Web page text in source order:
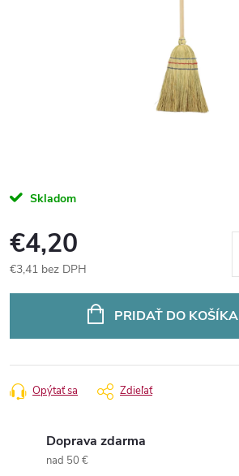
Skladom
€4,20
€3,41 bez DPH
PRIDAŤ DO KOŠÍKA
Opýtať sa Zdieľať
Doprava zdarma
nad 50 €